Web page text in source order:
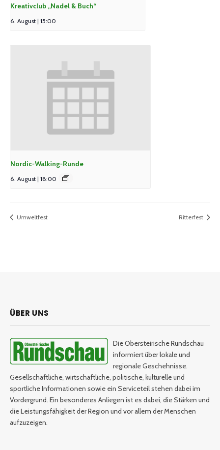
Kreativclub „Nadel & Buch“
6. August | 15:00
Nordic-Walking-Runde
6. August | 18:00
Umweltfest Ritterfest
ÜBER UNS
Die Obersteirische Rundschau
informiert über lokale und
regionale Geschehnisse.
Gesellschaftliche, wirtschaftliche, politische, kulturelle und
sportliche Informationen sowie ein Serviceteil stehen dabei im
Vordergrund. Ein besonderes Anliegen ist es dabei, die Stärken und
die Leistungsfähigkeit der Region und vor allem der Menschen
aufzuzeigen.